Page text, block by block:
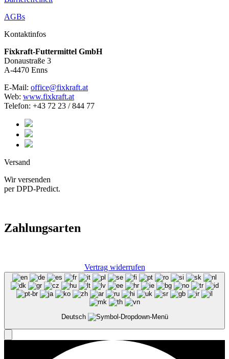
AGBs
Kontaktinfos
Fixkraft-Futtermittel GmbH
Donaustraße 3
A-4470 Enns
E-Mail: office@fixkraft.at
Web: www.fixkraft.at
Telefon: +43 72 23 / 844 77
Versand
Wir versenden
per DPD-Predict.
Zahlungsarten
Vertrag widerrufen
Deutsch